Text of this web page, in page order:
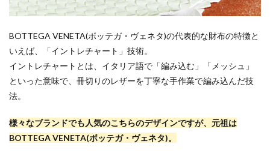
BOTTEGA VENETA(ボッテガ・ヴェネタ)の代表的な財布の特徴と
いえば、「イントレチャート」技術。
イントレチャートとは、イタリア語で「編み込む」「メッシュ」
といった意味で、冊切りのレザーを丁寧な手作業で編み込んだ技
法。
様々なブランドでも人気のこちらのデザインですが、元祖は
BOTTEGA VENETA(ボッテガ・ヴェネタ)。